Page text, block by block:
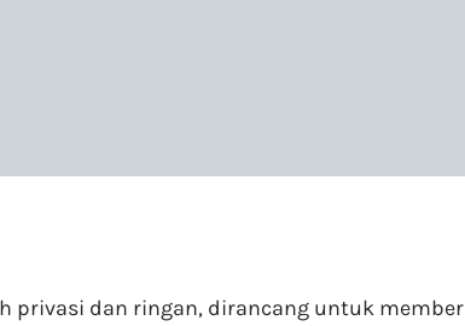
privasi dan ringan, dirancang untuk